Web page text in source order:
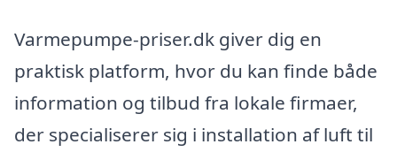
Varmepumpe-priser.dk giver dig en
praktisk platform, hvor du kan finde både
information og tilbud fra lokale firmaer,
der specialiserer sig i installation af luft til